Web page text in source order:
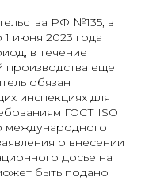
РФ №135, в
июня 2023 года
в течение
производства еще
обязан
инспекциях для
ГОСТ ISO
международного
о внесении
досье на
быть подано